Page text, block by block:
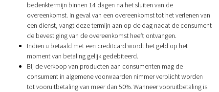
bedenktermijn binnen 14 dagen na het sluiten van de
overeenkomst. In geval van een overeenkomst tot het verlenen van
een dienst, vangt deze termijn aan op de dag nadat de consument
de bevestiging van de overeenkomst heeft ontvangen.
Indien u betaald met een creditcard wordt het geld op het
moment van betaling gelijk gedebiteerd.
Bij de verkoop van producten aan consumenten mag de
consument in algemene voorwaarden nimmer verplicht worden
tot vooruitbetaling van meer dan 50%. Wanneer vooruitbetaling is